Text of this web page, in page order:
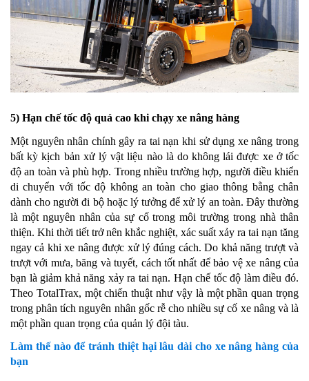
5) Hạn chế tốc độ quá cao khi chạy xe nâng hàng
Một nguyên nhân chính gây ra tai nạn khi sử dụng xe nâng trong
bất kỳ kịch bản xử lý vật liệu nào là do không lái được xe ở tốc
độ an toàn và phù hợp. Trong nhiều trường hợp, người điều khiển
di chuyển với tốc độ không an toàn cho giao thông bằng chân
dành cho người đi bộ hoặc lý tưởng để xử lý an toàn. Đây thường
là một nguyên nhân của sự cố trong môi trường trong nhà thân
thiện. Khi thời tiết trở nên khắc nghiệt, xác suất xảy ra tai nạn tăng
ngay cả khi xe nâng được xử lý đúng cách. Do khả năng trượt và
trượt với mưa, băng và tuyết, cách tốt nhất để bảo vệ xe nâng của
bạn là giảm khả năng xảy ra tai nạn. Hạn chế tốc độ làm điều đó.
Theo TotalTrax, một chiến thuật như vậy là một phần quan trọng
trong phân tích nguyên nhân gốc rễ cho nhiều sự cố xe nâng và là
một phần quan trọng của quản lý đội tàu.
Làm thế nào để tránh thiệt hại lâu dài cho xe nâng hàng của
bạn